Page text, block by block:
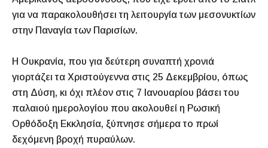
για να παρακολουθήσει τη λειτουργία των μεσονυκτίων
στην Παναγία των Παρισίων.
Η Ουκρανία, που για δεύτερη συναπτή χρονιά
γιορτάζει τα Χριστούγεννα στις 25 Δεκεμβρίου, όπως
στη Δύση, κι όχι πλέον στις 7 Ιανουαρίου βάσει του
παλαιού ημερολογίου που ακολουθεί η Ρωσική
Ορθόδοξη Εκκλησία, ξύπνησε σήμερα το πρωί
δεχόμενη βροχή πυραύλων.